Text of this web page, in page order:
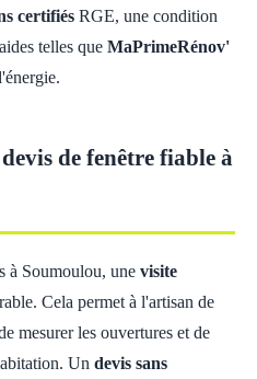
certifiés RGE, une condition
telles que MaPrimeRénov'
de fenêtre fiable à
à Soumoulou, une visite
Cela permet à l'artisan de
mesurer les ouvertures et de
Un devis sans